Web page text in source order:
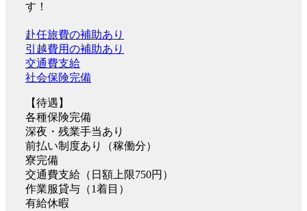
す！
赴任旅費の補助あり
引越費用の補助あり
交通費支給
社会保険完備
【待遇】
各種保険完備
深夜・残業手当あり
前払い制度あり（稼働分）
寮完備
交通費支給（日額上限750円）
作業服貸与（1着目）
有給休暇